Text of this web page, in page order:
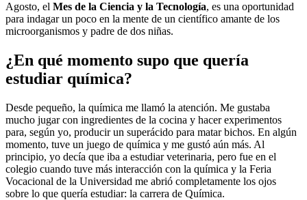
Agosto, el Mes de la Ciencia y la Tecnología, es una oportunidad
para indagar un poco en la mente de un científico amante de los
microorganismos y padre de dos niñas.
¿En qué momento supo que quería
estudiar química?
Desde pequeño, la química me llamó la atención. Me gustaba
mucho jugar con ingredientes de la cocina y hacer experimentos
para, según yo, producir un superácido para matar bichos. En algún
momento, tuve un juego de química y me gustó aún más. Al
principio, yo decía que iba a estudiar veterinaria, pero fue en el
colegio cuando tuve más interacción con la química y la Feria
Vocacional de la Universidad me abrió completamente los ojos
sobre lo que quería estudiar: la carrera de Química.